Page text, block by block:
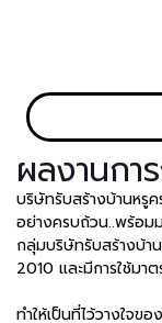
ผลงานกา
บริษัทรับสร้างบ้านหรู
อย่างครบถ้วน..พร้อมม
กลุ่มบริษัทรับสร้างบ้า
2010 และมีการใช้มา
ทำให้เป็นที่ไว้วางใจ